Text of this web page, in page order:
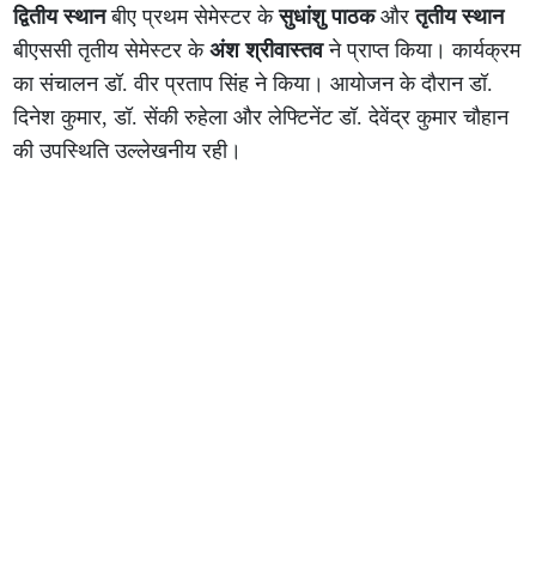
द्वितीय स्थानबीए प्रथम सेमेस्टर केसुधांशु पाठकऔरतृतीय स्थान
बीएससी तृतीय सेमेस्टर केअंश श्रीवास्तवने प्राप्त किया। कार्यक्रम
का संचालन डॉ. वीर प्रताप सिंह ने किया। आयोजन के दौरान डॉ.
दिनेश कुमार, डॉ. सेंकी रुहेला और लेफ्टिनेंट डॉ. देवेंद्र कुमार चौहान
की उपस्थिति उल्लेखनीय रही।